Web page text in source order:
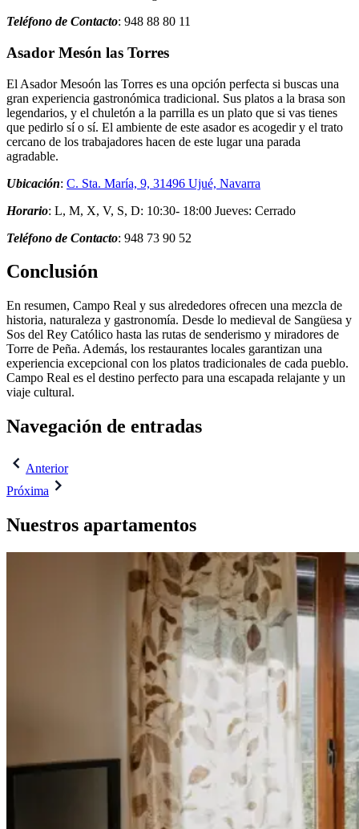
Teléfono de Contacto: 948 88 80 11
Asador Mesón las Torres
El Asador Mesoón las Torres es una opción perfecta si buscas una
gran experiencia gastronómica tradicional. Sus platos a la brasa son
legendarios, y el chuletón a la parrilla es un plato que si vas tienes
que pedirlo sí o sí. El ambiente de este asador es acogedir y el trato
cercano de los trabajadores hacen de este lugar una parada
agradable.
Ubicación: C. Sta. María, 9, 31496 Ujué, Navarra
Horario: L, M, X, V, S, D: 10:30- 18:00 Jueves: Cerrado
Teléfono de Contacto: 948 73 90 52
Conclusión
En resumen, Campo Real y sus alrededores ofrecen una mezcla de
historia, naturaleza y gastronomía. Desde lo medieval de Sangüesa y
Sos del Rey Católico hasta las rutas de senderismo y miradores de
Torre de Peña. Además, los restaurantes locales garantizan una
experiencia excepcional con los platos tradicionales de cada pueblo.
Campo Real es el destino perfecto para una escapada relajante y un
viaje cultural.
Navegación de entradas
Anterior
Próxima
Nuestros apartamentos